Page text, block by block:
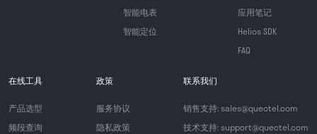
智能电表
智能定位
应用笔记
Helios SDK
FAQ
在线工具
产品选型
频段查询
政策
服务协议
隐私政策
联系我们
销售支持: sales@quectel.com
技术支持: support@quectel.com